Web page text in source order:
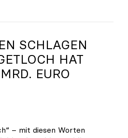
gratuliert Anton
SCHLAGEN
HAT
EURO
– mit diesen Worten